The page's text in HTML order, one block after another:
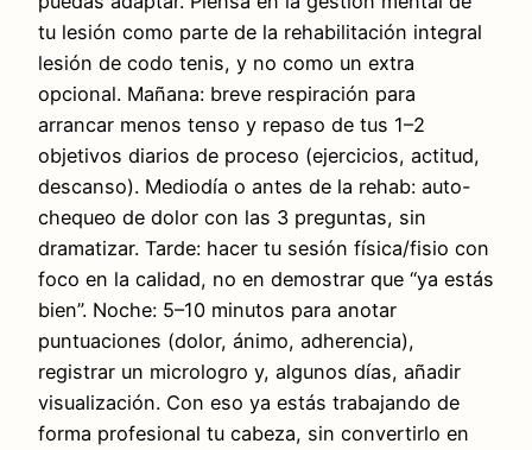
tu lesión como parte de la rehabilitación integral
lesión de codo tenis, y no como un extra
opcional. Mañana: breve respiración para
arrancar menos tenso y repaso de tus 1–2
objetivos diarios de proceso (ejercicios, actitud,
descanso). Mediodía o antes de la rehab: auto-
chequeo de dolor con las 3 preguntas, sin
dramatizar. Tarde: hacer tu sesión física/fisio con
foco en la calidad, no en demostrar que “ya estás
bien”. Noche: 5–10 minutos para anotar
puntuaciones (dolor, ánimo, adherencia),
registrar un micrologro y, algunos días, añadir
visualización. Con eso ya estás trabajando de
forma profesional tu cabeza, sin convertirlo en